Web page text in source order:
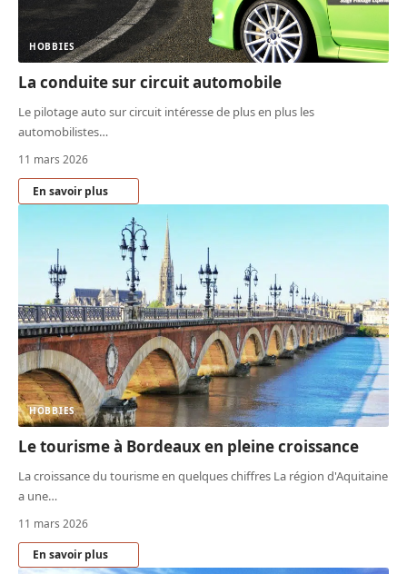
HOBBIES
La conduite sur circuit automobile
Le pilotage auto sur circuit intéresse de plus en plus les
automobilistes…
11 mars 2026
En savoir plus
HOBBIES
Le tourisme à Bordeaux en pleine croissance
La croissance du tourisme en quelques chiffres La région d'Aquitaine
a une…
11 mars 2026
En savoir plus